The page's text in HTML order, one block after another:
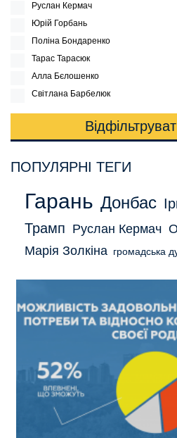
Руслан Кермач
Юрій Горбань
Поліна Бондаренко
Тарас Тарасюк
Алла Бєлошенко
Світлана Барбелюк
ПОПУЛЯРНІ ТЕГИ
Гарань Донбас
Трамп Руслан Кермач
Марія Золкіна громадська